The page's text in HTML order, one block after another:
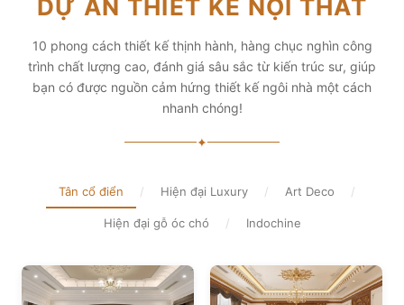
diện tích và thẩm mỹ
Xem chi tiết
DỰ ÁN THIẾT KẾ NỘI THẤT
10 phong cách thiết kế thịnh hành, hàng chục nghìn công
trình chất lượng cao, đánh giá sâu sắc từ kiến trúc sư, giúp
bạn có được nguồn cảm hứng thiết kế ngôi nhà một cách
nhanh chóng!
✦
Tân cổ điển / Hiện đại Luxury / Art Deco /
Hiện đại gỗ óc chó / Indochine